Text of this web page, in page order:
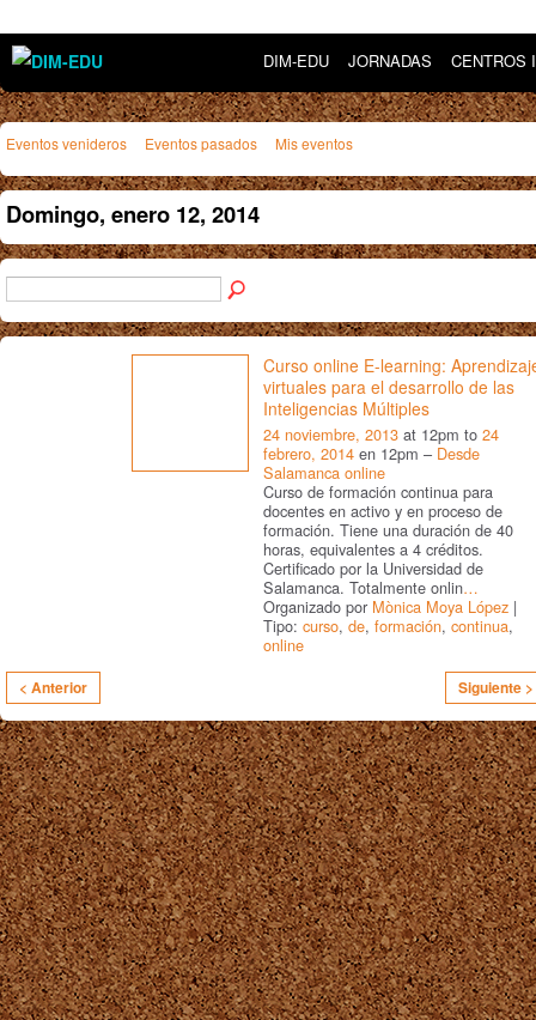
DIM-EDU JORNADAS CENTROS
Eventos venideros Eventos pasados Mis eventos
Domingo, enero 12, 2014
Curso online E-learning:
virtuales para el desarrollo de las
Inteligencias Múltiples
24 noviembre, 2013 at 12pm to 24
febrero, 2014 en 12pm – Desde
Salamanca online
Curso de formación continua para
docentes en activo y en proceso de
formación. Tiene una duración de 40
horas, equivalentes a 4 créditos.
Certificado por la Universidad de
Salamanca. Totalmente onlin…
Organizado por Mònica Moya López |
Tipo: curso, de, formación, continua,
online
< Anterior Siguiente >